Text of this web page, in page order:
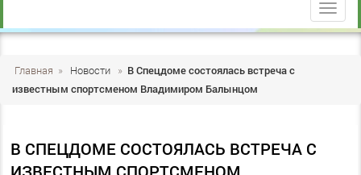
trk
Главная » Новости » В Спецдоме состоялась встреча с
известным спортсменом Владимиром Балынцом
В СПЕЦДОМЕ СОСТОЯЛАСЬ ВСТРЕЧА С